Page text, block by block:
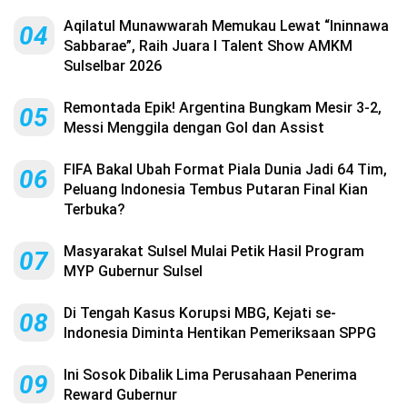
04
Aqilatul Munawwarah Memukau Lewat “Ininnawa
Sabbarae”, Raih Juara I Talent Show AMKM
Sulselbar 2026
05
Remontada Epik! Argentina Bungkam Mesir 3-2,
Messi Menggila dengan Gol dan Assist
06
FIFA Bakal Ubah Format Piala Dunia Jadi 64 Tim,
Peluang Indonesia Tembus Putaran Final Kian
Terbuka?
07
Masyarakat Sulsel Mulai Petik Hasil Program
MYP Gubernur Sulsel
08
Di Tengah Kasus Korupsi MBG, Kejati se-
Indonesia Diminta Hentikan Pemeriksaan SPPG
09
Ini Sosok Dibalik Lima Perusahaan Penerima
Reward Gubernur